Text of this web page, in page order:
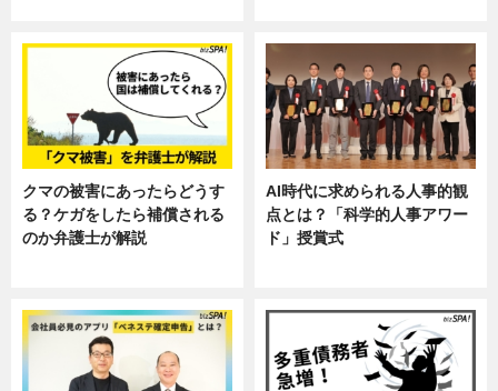
クマの被害にあったらどうす
る？ケガをしたら補償される
のか弁護士が解説
AI時代に求められる人事的観
点とは？「科学的人事アワー
ド」授賞式